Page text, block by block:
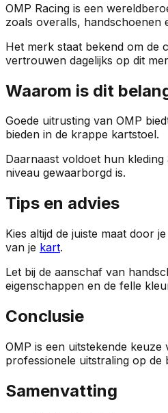
OMP Racing is een
zoals overalls, handschoenen
Het merk staat bekend om de
vertrouwen dagelijks op dit
Waarom is dit
Goede uitrusting van OMP
bieden in de krappe kartstoel.
Daarnaast voldoet hun kleding
niveau gewaarborgd is.
Tips en advies
Kies altijd de juiste maat door
van je kart.
Let bij de aanschaf van
eigenschappen en de felle
Conclusie
OMP is een uitstekende
professionele uitstraling op de
Samenvatting